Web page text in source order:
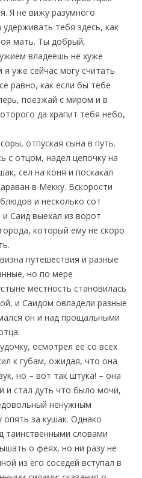
Я не вижу разумного
тебя здесь, как
мать. Ты добрый,
владеешь не хуже
уже сейчас могу считать
равно, как если бы тебе
поезжай с миром и в
да храпит тебя небо,
отпуская сына в путь.
с отцом, надел цепочку на
сел на коня и поскакал
в Мекку. Вскорости
и несколько сот
и Саид выехал из ворот
который ему не скоро
путешествия и разные
но по мере
местность становилась
и Саидом овладели разные
он и над прощальными
осмотрел ее со всех
к губам, ожидая, что она
но – вот так штука! – она
и стал дуть что было мочи,
ненужным
опять за кушак. Однако
таинственными словами
о феях, но ни разу не
из его соседей вступал в